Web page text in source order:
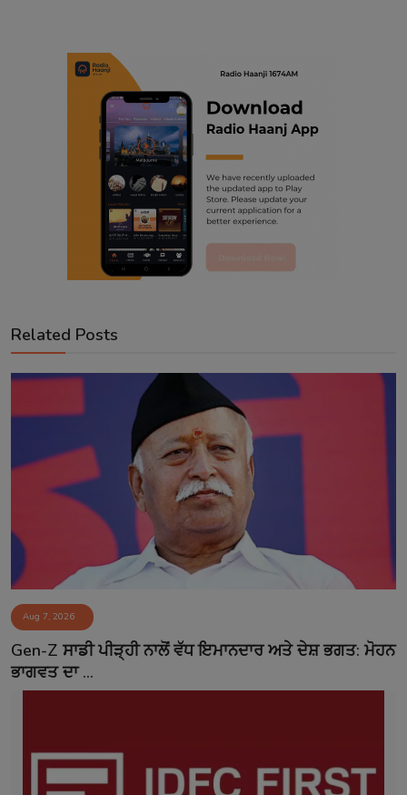
Related Posts
Aug 7, 2026
Gen-Z ਸਾਡੀ ਪੀੜ੍ਹੀ ਨਾਲੋਂ ਵੱਧ ਇਮਾਨਦਾਰ ਅਤੇ ਦੇਸ਼ ਭਗਤ: ਮੋਹਨ
ਭਾਗਵਤ ਦਾ ...